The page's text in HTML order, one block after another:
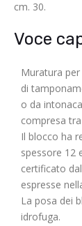
cm. 30.
Voce
Muratura
di
o da
compresa
Il blocco ha
spessore 12
certificato
espresse
La posa dei
idrofuga.